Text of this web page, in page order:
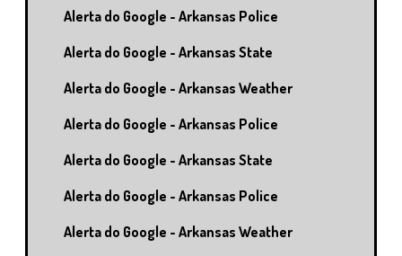
Alerta do Google - Arkansas Police
Alerta do Google - Arkansas State
Alerta do Google - Arkansas Weather
Alerta do Google - Arkansas Police
Alerta do Google - Arkansas State
Alerta do Google - Arkansas Police
Alerta do Google - Arkansas Weather